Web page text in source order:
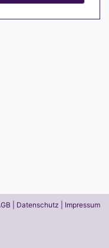
Datenschutz Impressum